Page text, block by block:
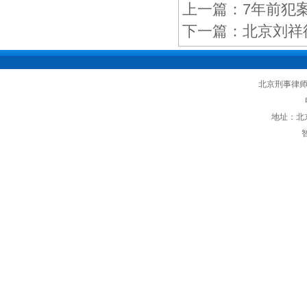
上一篇： 7年前犯
下一篇： 北京刘
北京刑事律
地址：北